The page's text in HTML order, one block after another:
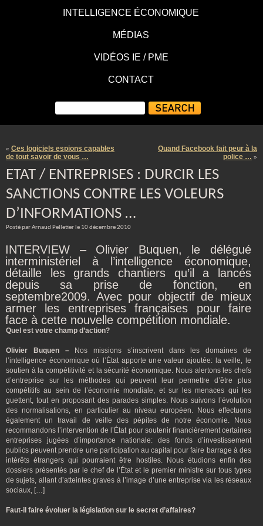
INTELLIGENCE ÉCONOMIQUE
MÉDIAS
VIDÉOS IE / PME
CONTACT
« Ces logiciels espions capables
de tout savoir de vous …
Quand Facebook fait peur à la
police … »
ETAT / ENTREPRISES : DURCIR LES
SANCTIONS CONTRE LES VOLEURS
D’INFORMATIONS …
Posté par Arnaud Pelletier le 10 décembre 2010
INTERVIEW – Olivier Buquen, le délégué
interministériel à l’intelligence économique,
détaille les grands chantiers qu’il a lancés
depuis sa prise de fonction, en
septembre2009. Avec pour objectif de mieux
armer les entreprises françaises pour faire
face à cette nouvelle compétition mondiale.
Quel est votre champ d’action?
Olivier Buquen –Nos missions s’inscrivent dans les domaines de
l’intelligence économique où l’État apporte une valeur ajoutée: la veille, le
soutien à la compétitivité et la sécurité économique. Nous alertons les chefs
d’entreprise sur les méthodes qui peuvent leur permettre d’être plus
compétitifs au sein de l’économie mondiale, et sur les menaces qui les
guettent, tout en proposant des parades simples. Nous suivons l’évolution
des normalisations, en particulier au niveau européen. Nous effectuons
également un travail de veille des pépites de notre économie. Nous
recommandons l’intervention de l’État pour soutenir financièrement certaines
entre­prises jugées d’importance nationale: des fonds d’investissement
publics peuvent prendre une participation au capital pour faire barrage à des
intérêts étrangers qui pourraient être hostiles. Nous étudions enfin des
dossiers présentés par le chef de l’État et le premier ministre sur tous types
de sujets, allant d’atteintes graves à l’image d’une entreprise via les réseaux
sociaux, […]
Faut-il faire évoluer la législation sur le secret d’affaires?